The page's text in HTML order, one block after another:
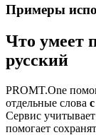
Примеры
Что умеет
русский
PROMT.One
отдельные слова
Сервис
помогает